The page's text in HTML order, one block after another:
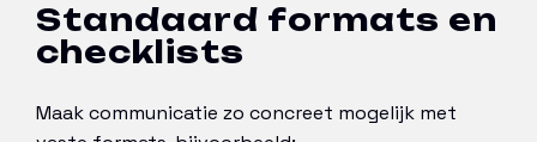
Standaard formats en
checklists
Maak communicatie zo concreet mogelijk met